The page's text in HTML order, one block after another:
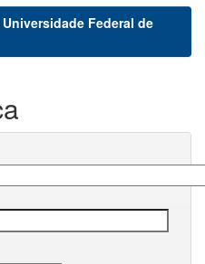
Federal de